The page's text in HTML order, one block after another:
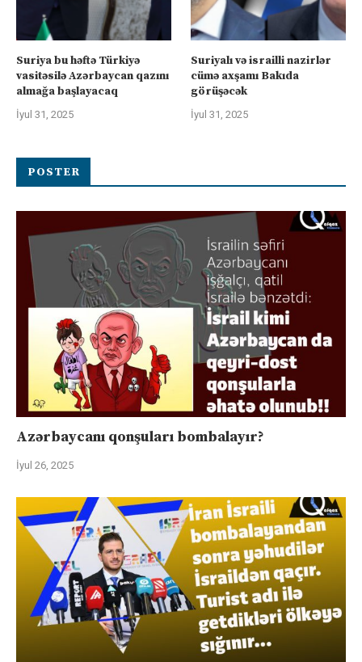
Suriya bu həftə Türkiyə
vasitəsilə Azərbaycan qazını
almağa başlayacaq
İyul 31, 2025
Suriyalı və israilli nazirlər
cümə axşamı Bakıda
görüşəcək
İyul 31, 2025
POSTER
Azərbaycanı qonşuları bombalayır?
İyul 26, 2025